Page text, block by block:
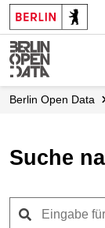
Skip
to
main
content
Berlin Open Data
Suche